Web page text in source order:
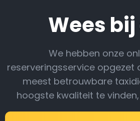
Wees bij
We hebben onze
reserveringsservice opgezet
meest betrouwbare
hoogste kwaliteit te